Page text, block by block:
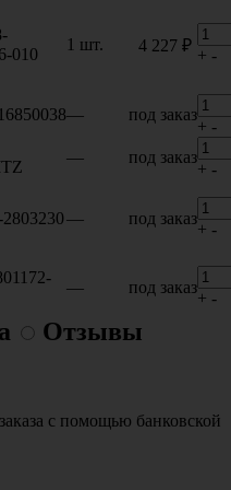
010
1 шт. 4 227 ₽
+ -
— под заказ
+ -
— под заказ
+ -
— под заказ
+ -
— под заказ
+ -
Отзывы
с помощью банковской